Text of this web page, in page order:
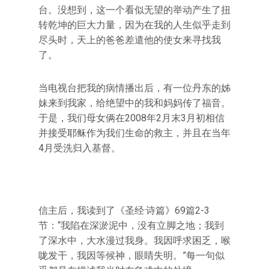
台。没想到，这一个看似无望的举动产生了扭
转乾坤的巨大力量，因为在我的人生似乎走到
尽头时，天上的爸爸差遣他的使女来寻找我
了。
当电视台把我的病情播出后，有一位丹东的姊
妹来到我家，给绝望中的我和妈妈传了福音。
于是，我们母女俩在2008年2月末3月初相信
并接受耶稣作为我们生命的救主，并且在当年
4月受洗归入基督。
信主后，我读到了《圣经·诗篇》69篇2-3
节：“我陷在深淤泥中，没有立脚之地；我到
了深水中，大水漫过我身。我因呼求困乏，喉
咙发干，我因等候神，眼睛失明。”每一句似